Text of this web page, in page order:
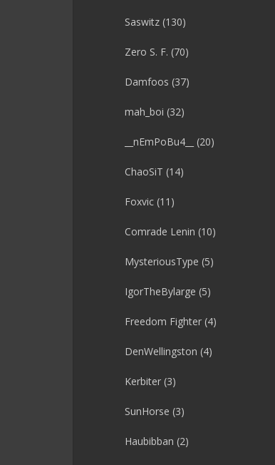
Saswitz (130)
Zero S. F. (70)
Damfoos (37)
mah_boi (32)
__nEmPoBu4__ (20)
ChaoSiT (14)
Foxvic (11)
Comrade Lenin (10)
MysteriousType (5)
IgorTheBylarge (5)
Freedom Fighter (4)
DenWellingston (4)
Kerbiter (3)
SunHorse (3)
Haubibban (2)